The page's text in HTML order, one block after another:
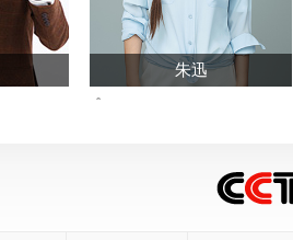
朱迅